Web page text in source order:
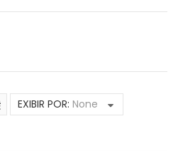
EXIBIR POR: None